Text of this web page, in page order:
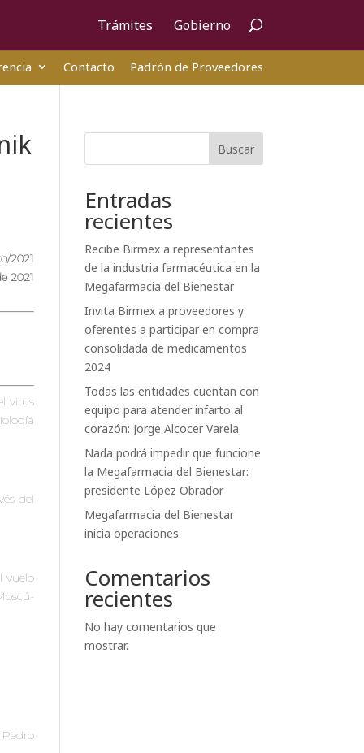
Trámites Gobierno
Contacto Padrón de Proveedores
2021
2021
virus
del
vuelo
Buscar
Entradas
recientes
Recibe Birmex a representantes
de la industria farmacéutica en la
Megafarmacia del Bienestar
Invita Birmex a proveedores y
oferentes a participar en compra
consolidada de medicamentos
2024
Todas las entidades cuentan con
equipo para atender infarto al
corazón: Jorge Alcocer Varela
Nada podrá impedir que funcione
la Megafarmacia del Bienestar:
presidente López Obrador
Megafarmacia del Bienestar
inicia operaciones
Comentarios
recientes
No hay comentarios que
mostrar.